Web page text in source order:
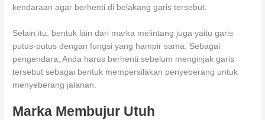
kendaraan agar berhenti di belakang garis tersebut.
Selain itu, bentuk lain dari marka melintang juga yaitu garis
putus-putus dengan fungsi yang hampir sama. Sebagai
pengendara, Anda harus berhenti sebelum menginjak garis
tersebut sebagai bentuk mempersilakan penyeberang untuk
menyeberang jalanan.
Marka Membujur Utuh